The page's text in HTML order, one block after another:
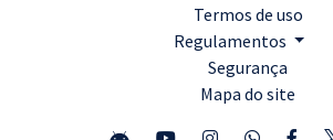
Termos de uso
Regulamentos
Segurança
Mapa do site